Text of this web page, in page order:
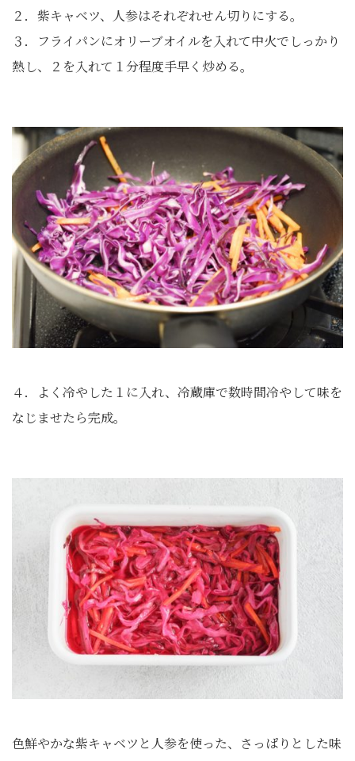
２．紫キャベツ、人参はそれぞれせん切りにする。
３．フライパンにオリーブオイルを入れて中火でしっかり
熱し、２を入れて１分程度手早く炒める。
４．よく冷やした１に入れ、冷蔵庫で数時間冷やして味を
なじませたら完成。
色鮮やかな紫キャベツと人参を使った、さっぱりとした味